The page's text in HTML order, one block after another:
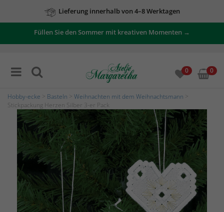
Lieferung innerhalb von 4–8 Werktagen
Zu unseren Angeboten
Füllen Sie den Sommer mit kreativen Momenten →
0 0
Hobby-ecke Basteln Weihnachten mit dem Weihnachtsmann
Stickpackung Herzen Silber 3-er Pack